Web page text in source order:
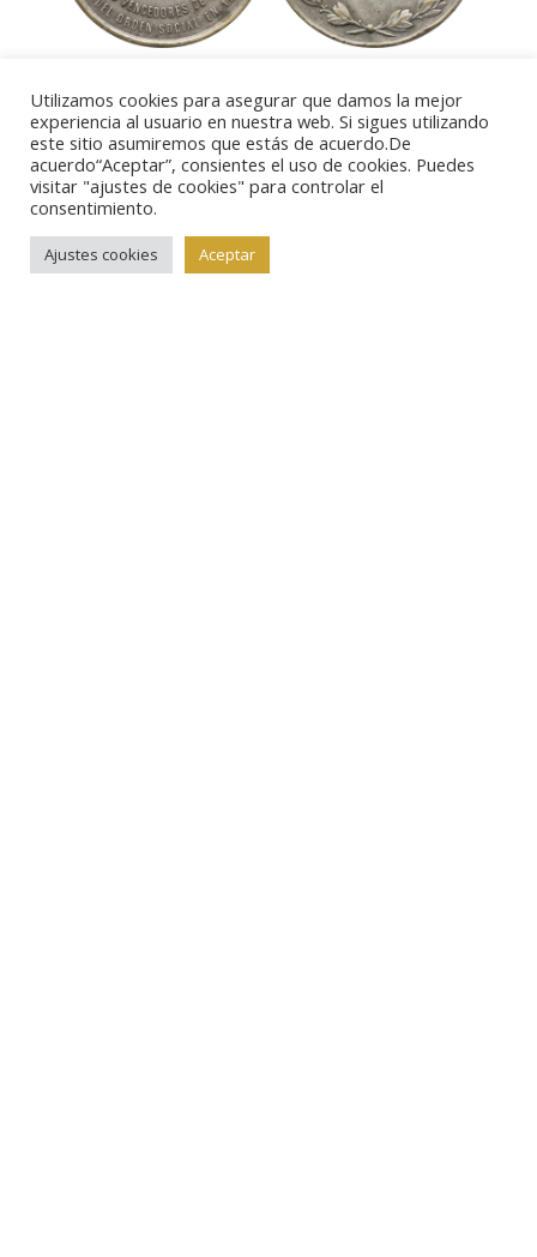
siguiente link:
https://appcoinlavin.es/venta.php?
categoria=TO&pagina=1
Toda la información referente a Numismática Lavín:
Utilizamos cookies para asegurar que damos la mejor
experiencia al usuario en nuestra web. Si sigues utilizando
este sitio asumiremos que estás de acuerdo.De
acuerdo“Aceptar”, consientes el uso de cookies. Puedes
visitar "ajustes de cookies" para controlar el
consentimiento.
Ajustes cookies Aceptar